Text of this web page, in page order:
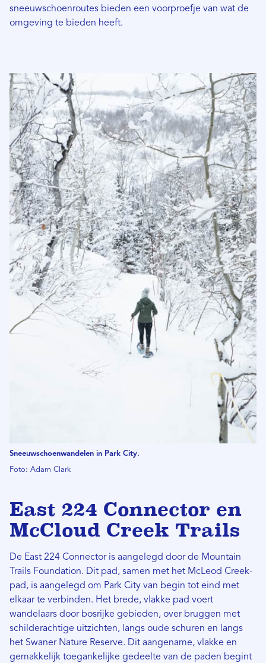
sneeuwschoenroutes bieden een voorproefje van wat de
omgeving te bieden heeft.
Sneeuwschoenwandelen in Park City.
Foto: Adam Clark
East 224 Connector en
McCloud Creek Trails
De East 224 Connector is aangelegd door de Mountain
Trails Foundation. Dit pad, samen met het McLeod Creek-
pad, is aangelegd om Park City van begin tot eind met
elkaar te verbinden. Het brede, vlakke pad voert
wandelaars door bosrijke gebieden, over bruggen met
schilderachtige uitzichten, langs oude schuren en langs
het Swaner Nature Reserve. Dit aangename, vlakke en
gemakkelijk toegankelijke gedeelte van de paden begint